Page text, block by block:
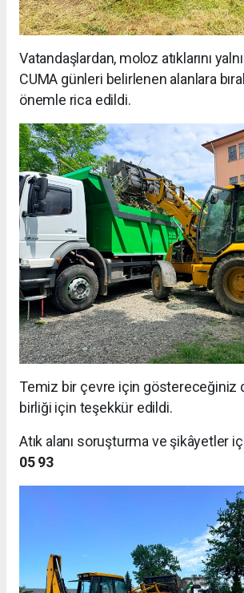
Vatandaşlardan, moloz atıklarını
CUMA günleri belirlenen alanlara
önemle rica edildi.
Temiz bir çevre için göstereceğiniz
birliği için teşekkür edildi.
Atık alanı soruşturma ve şikâyetler
05 93